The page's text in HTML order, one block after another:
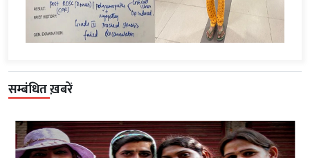
सम्बंधित ख़बरें